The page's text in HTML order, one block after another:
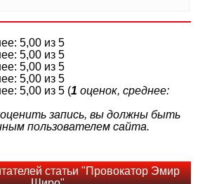
(1 оценок, среднее:
запись, вы должны быть
пользователем сайта.
статьи "Провокатор Эмир